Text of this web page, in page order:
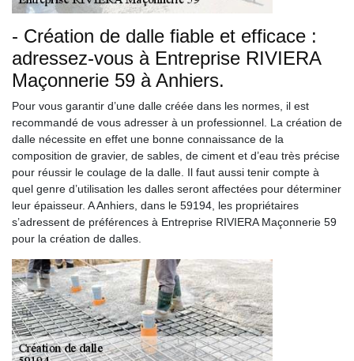
- Création de dalle fiable et efficace :
adressez-vous à Entreprise RIVIERA
Maçonnerie 59 à Anhiers.
Pour vous garantir d’une dalle créée dans les normes, il est
recommandé de vous adresser à un professionnel. La création de
dalle nécessite en effet une bonne connaissance de la
composition de gravier, de sables, de ciment et d’eau très précise
pour réussir le coulage de la dalle. Il faut aussi tenir compte à
quel genre d’utilisation les dalles seront affectées pour déterminer
leur épaisseur. A Anhiers, dans le 59194, les propriétaires
s’adressent de préférences à Entreprise RIVIERA Maçonnerie 59
pour la création de dalles.